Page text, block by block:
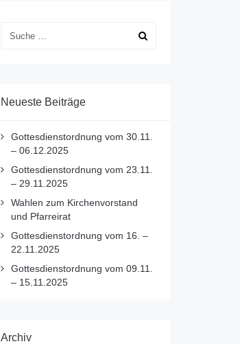
Neueste Beiträge
Gottesdienstordnung vom 30.11.
– 06.12.2025
Gottesdienstordnung vom 23.11.
– 29.11.2025
Wahlen zum Kirchenvorstand
und Pfarreirat
Gottesdienstordnung vom 16. –
22.11.2025
Gottesdienstordnung vom 09.11.
– 15.11.2025
Archiv